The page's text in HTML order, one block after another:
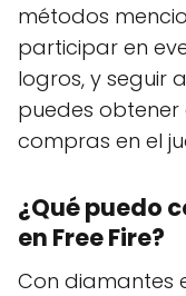
métodos
participar en
logros, y seguir
puedes obtener
compras en el
¿Qué puedo
en Free Fire?
Con diamantes